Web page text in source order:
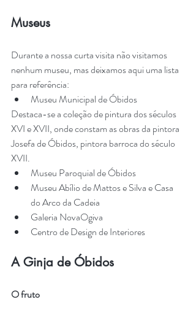
Museus
Durante a nossa curta visita não visitamos
nenhum museu, mas deixamos aqui uma lista
para referência:
Museu Municipal de Óbidos
Destaca-se a coleção de pintura dos séculos
XVI e XVII, onde constam as obras da pintora
Josefa de Óbidos, pintora barroca do século
XVII.
Museu Paroquial de Óbidos
Museu Abílio de Mattos e Silva e Casa
do Arco da Cadeia
Galeria NovaOgiva
Centro de Design de Interiores
A Ginja de Óbidos
O fruto